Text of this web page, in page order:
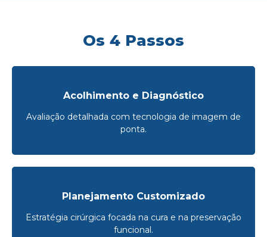
Os 4 Passos
Acolhimento e Diagnóstico
Avaliação detalhada com tecnologia de imagem de
ponta.
Planejamento Customizado
Estratégia cirúrgica focada na cura e na preservação
funcional.